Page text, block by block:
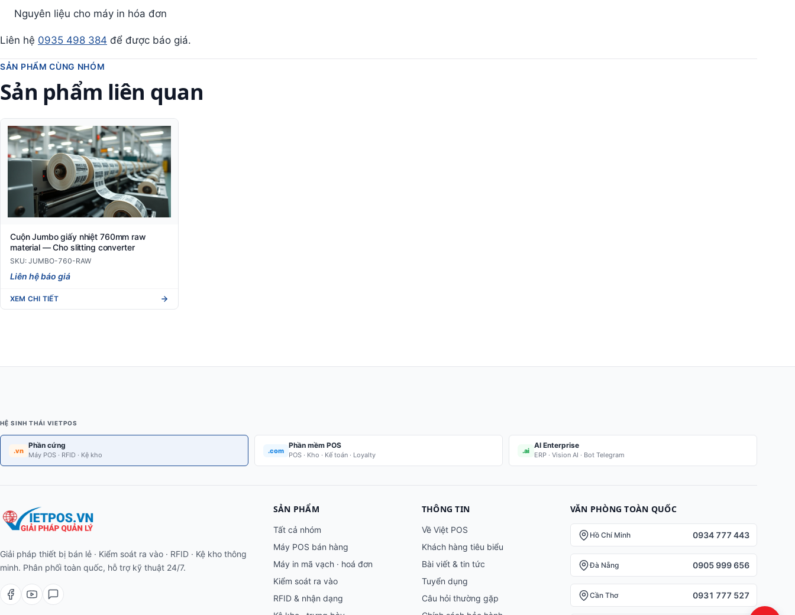
Nguyên liệu cho máy in hóa đơn
Liên hệ 0935 498 384 để được báo giá.
SẢN PHẨM CÙNG NHÓM
Sản phẩm liên quan
Cuộn Jumbo giấy nhiệt 760mm raw
material — Cho slitting converter
SKU: JUMBO-760-RAW
Liên hệ báo giá
XEM CHI TIẾT
HỆ SINH THÁI VIETPOS
.vn
Phần cứng
Máy POS · RFID · Kệ kho
.com
Phần mềm POS
POS · Kho · Kế toán · Loyalty
.ai
AI Enterprise
ERP · Vision AI · Bot Telegram
Giải pháp thiết bị bán lẻ · Kiểm soát ra vào · RFID · Kệ kho thông
minh. Phân phối toàn quốc, hỗ trợ kỹ thuật 24/7.
SẢN PHẨM
Tất cả nhóm
Máy POS bán hàng
Máy in mã vạch · hoá đơn
Kiểm soát ra vào
RFID & nhận dạng
THÔNG TIN
Về Việt POS
Khách hàng tiêu biểu
Bài viết & tin tức
Tuyển dụng
Câu hỏi thường gặp
VĂN PHÒNG TOÀN QUỐC
Hồ Chí Minh 0934 777 443
Đà Nẵng 0905 999 656
Cần Thơ 0931 777 527